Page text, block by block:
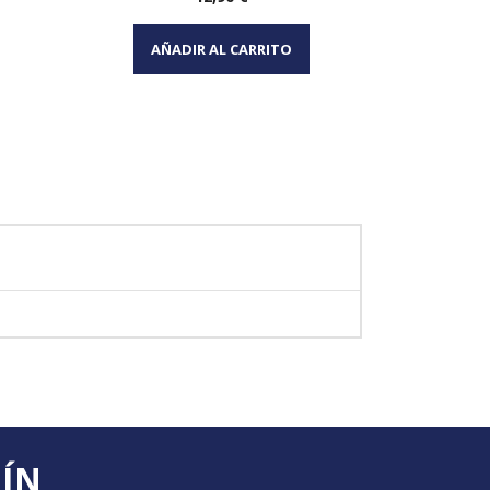
Vista rápida
AÑADIR AL CARRITO